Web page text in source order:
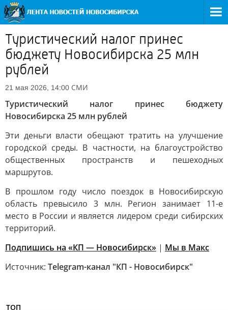
Туристический налог принес
бюджету Новосибирска 25 млн
рублей
21 мая 2026, 14:00 СМИ
Туристический налог принес бюджету
Новосибирска 25 млн рублей
Эти деньги власти обещают тратить на улучшение
городской среды. В частности, на благоустройство
общественных пространств и пешеходных
маршрутов.
В прошлом году число поездок в Новосибирскую
область превысило 3 млн. Регион занимает 11-е
место в России и является лидером среди сибирских
территорий.
Подпишись на «КП — Новосибирск» | Мы в Mакс
Источник: Telegram-канал "КП - Новосибирск"
ТОП